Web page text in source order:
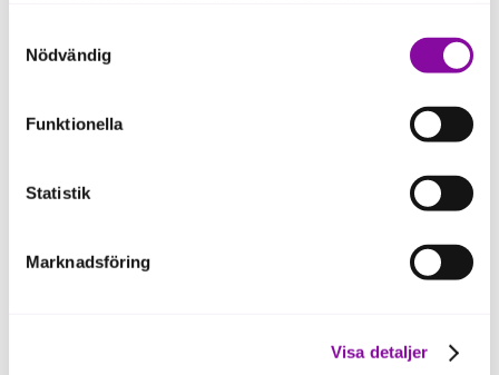
Om du klickar på avvisa kommer användning av kakor
eller delning av information enligt ovan, inte att ske,
förutom för kakor som är nödvändiga för att hemsidan
ska fungera se mer under inställningar.
Nödvändig
Funktionella
Statistik
Marknadsföring
Visa detaljer
ont om tid, och det är smidigt att kunna
Marah Esmaeil , vd Din Bildemontering.